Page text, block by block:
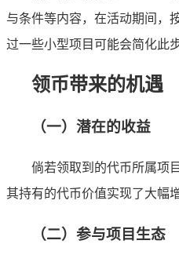
与条件等内容，在活动期间，
过一些小型项目可能会简化此
领币带来的机遇
（一）潜在的收益
倘若领取到的代币所属项
其持有的代币价值实现了大幅增
（二）参与项目生态